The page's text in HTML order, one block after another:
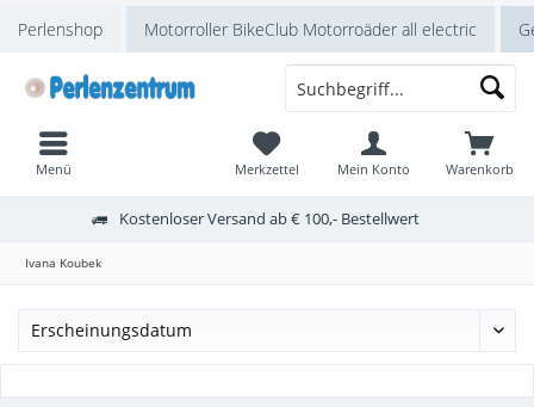
Perlenshop Motorroller BikeClub Motorroäder all electric
Kostenloser Versand ab € 100,- Bestellwert
Warenkorb
Merkzettel Mein Konto
Menü
Ivana Koubek